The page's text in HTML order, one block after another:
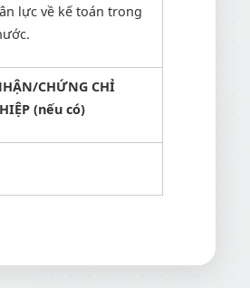
lực về kế toán trong
CHỨNG CHỈ
(nếu có)